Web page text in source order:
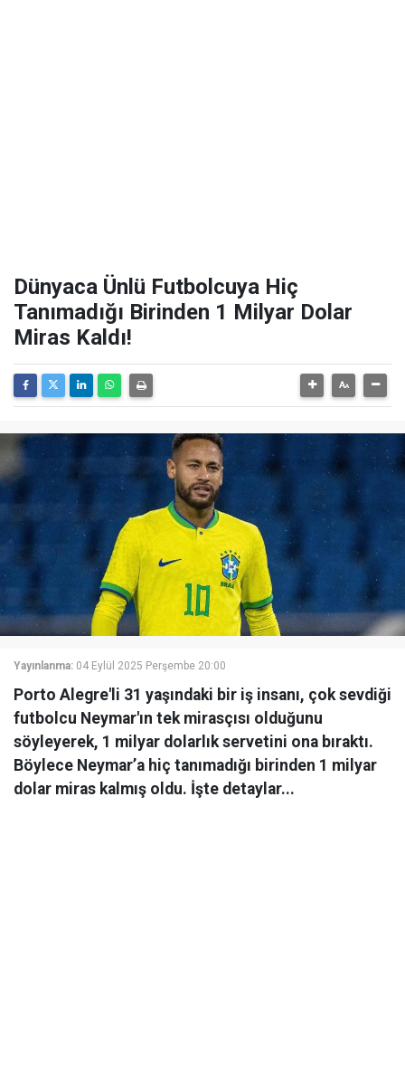
Dünyaca Ünlü Futbolcuya Hiç
Tanımadığı Birinden 1 Milyar Dolar
Miras Kaldı!
Yayınlanma: 04 Eylül 2025 Perşembe 20:00
Porto Alegre'li 31 yaşındaki bir iş insanı, çok sevdiği
futbolcu Neymar'ın tek mirasçısı olduğunu
söyleyerek, 1 milyar dolarlık servetini ona bıraktı.
Böylece Neymar’a hiç tanımadığı birinden 1 milyar
dolar miras kalmış oldu. İşte detaylar...